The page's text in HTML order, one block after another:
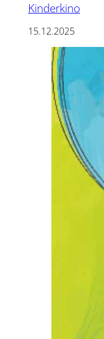
Kinderkino
15.12.2025